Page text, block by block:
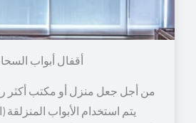
أقفال أبواب
من أجل جعل منزل أو مكتب أكثر
يتم استخدام الأبواب